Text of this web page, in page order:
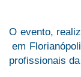
O evento,
em
profissionais